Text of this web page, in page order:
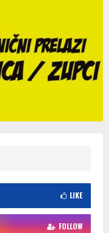
LIKE
FOLLOW